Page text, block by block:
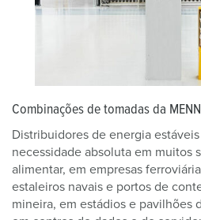
Combinações de tomadas da
Distribuidores de energia
necessidade absoluta em muitos
alimentar, em empresas
estaleiros navais e portos de
mineira, em estádios e pavilhões